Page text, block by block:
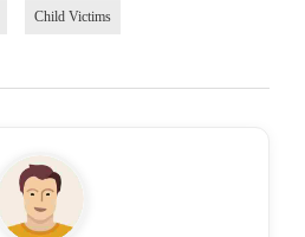
Child Victims